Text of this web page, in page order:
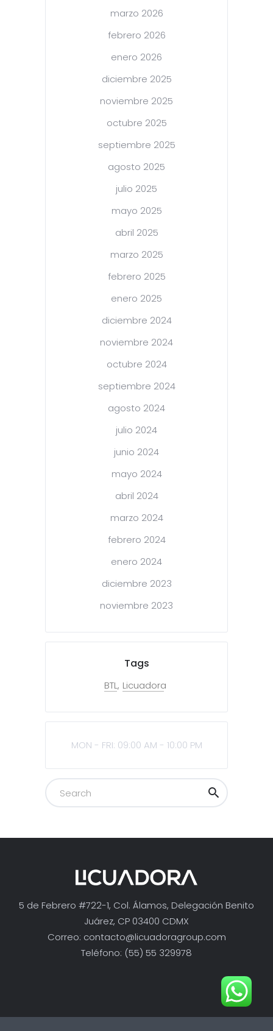
marzo 2026
febrero 2026
enero 2026
diciembre 2025
noviembre 2025
octubre 2025
septiembre 2025
agosto 2025
julio 2025
mayo 2025
abril 2025
marzo 2025
febrero 2025
enero 2025
diciembre 2024
noviembre 2024
octubre 2024
septiembre 2024
agosto 2024
julio 2024
junio 2024
mayo 2024
abril 2024
marzo 2024
febrero 2024
enero 2024
diciembre 2023
noviembre 2023
Tags
BTL Licuadora
MON - FRI: 09:00 AM - 10:00 PM
5 de Febrero #722-1, Col. Álamos, Delegación Benito
Juárez, CP 03400 CDMX
Correo: contacto@licuadoragroup.com
Teléfono: (55) 55 329978